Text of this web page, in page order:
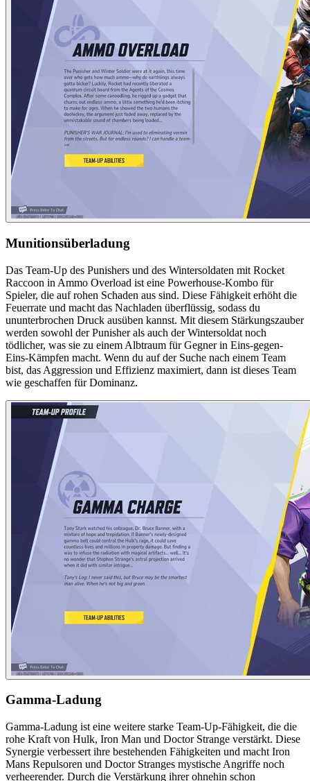
Munitionsüberladung
Das Team-Up des Punishers und des Wintersoldaten mit Rocket
Raccoon in Ammo Overload ist eine Powerhouse-Kombo für
Spieler, die auf rohen Schaden aus sind. Diese Fähigkeit erhöht die
Feuerrate und macht das Nachladen überflüssig, sodass du
ununterbrochen Druck ausüben kannst. Mit diesem Stärkungszauber
werden sowohl der Punisher als auch der Wintersoldat noch
tödlicher, was sie zu einem Albtraum für Gegner in Eins-gegen-
Eins-Kämpfen macht. Wenn du auf der Suche nach einem Team
bist, das Aggression und Effizienz maximiert, dann ist dieses Team
wie geschaffen für Dominanz.
Gamma-Ladung
Gamma-Ladung ist eine weitere starke Team-Up-Fähigkeit, die die
rohe Kraft von Hulk, Iron Man und Doctor Strange verstärkt. Diese
Synergie verbessert ihre bestehenden Fähigkeiten und macht Iron
Mans Repulsoren und Doctor Stranges mystische Angriffe noch
verheerender. Durch die Verstärkung ihrer ohnehin schon